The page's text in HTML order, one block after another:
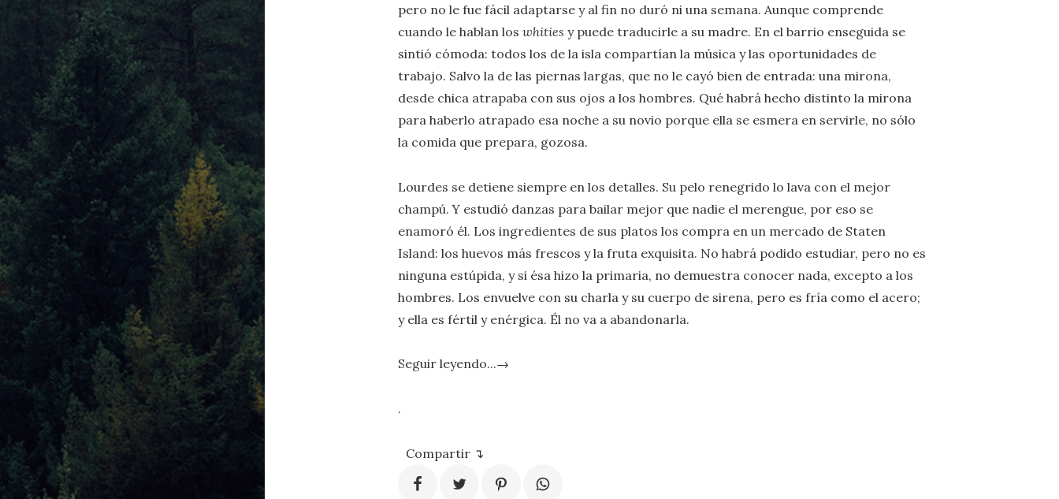
pero no le fue fácil adaptarse y al fin no duró ni una semana. Aunque comprende
cuando le hablan los whities y puede traducirle a su madre. En el barrio enseguida se
sintió cómoda: todos los de la isla compartían la música y las oportunidades de
trabajo. Salvo la de las piernas largas, que no le cayó bien de entrada: una mirona,
desde chica atrapaba con sus ojos a los hombres. Qué habrá hecho distinto la mirona
para haberlo atrapado esa noche a su novio porque ella se esmera en servirle, no sólo
la comida que prepara, gozosa.
Lourdes se detiene siempre en los detalles. Su pelo renegrido lo lava con el mejor
champú. Y estudió danzas para bailar mejor que nadie el merengue, por eso se
enamoró él. Los ingredientes de sus platos los compra en un mercado de Staten
Island: los huevos más frescos y la fruta exquisita. No habrá podido estudiar, pero no es
ninguna estúpida, y si ésa hizo la primaria, no demuestra conocer nada, excepto a los
hombres. Los envuelve con su charla y su cuerpo de sirena, pero es fría como el acero;
y ella es fértil y enérgica. Él no va a abandonarla.
Seguir leyendo...→
.
Compartir ↴